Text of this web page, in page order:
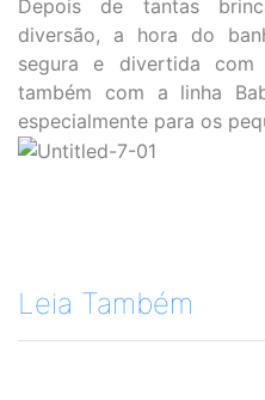
Depois de tantas
diversão, a hora do
segura e divertida
também com a linha
especialmente para os
Leia Também